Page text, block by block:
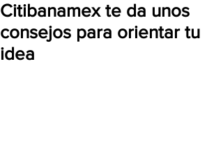
Citibanamex te da unos
consejos para orientar tu
idea